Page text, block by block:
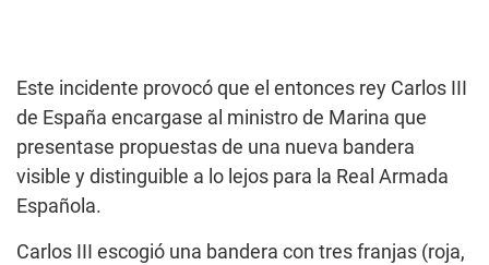
Este incidente provocó que el entonces rey Carlos III
de España encargase al ministro de Marina que
presentase propuestas de una nueva bandera
visible y distinguible a lo lejos para la Real Armada
Española.
Carlos III escogió una bandera con tres franjas (roja,